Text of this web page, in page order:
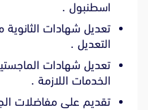
اسطنبول .
تعديل شهادات الثانوية
التعديل .
تعديل شهادات
الخدمات اللازمة .
تقديم على مفاضلات